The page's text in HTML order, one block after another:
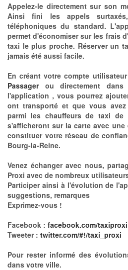
Appelez-le directement sur son
Ainsi fini les appels
téléphoniques du standard.
permet d'économiser sur les frais
taxi le plus proche. Réserver un
jamais été aussi facile.
En créant votre compte
Passager ou directement dans
l'application , vous pourrez
ont transporté et que vous
parmi les chauffeurs de taxi de
s'afficheront sur la carte avec une
constituer votre réseau de
Bourg-la-Reine.
Venez échanger avec nous,
Proxi avec de nombreux
Participer ainsi à l'évolution de
suggestions, remarques
Exprimez-vous !
Facebook : facebook.com/taxiproxi
Tweeter : twitter.com/#!/taxi_proxi
Pour rester informé des
dans votre ville.